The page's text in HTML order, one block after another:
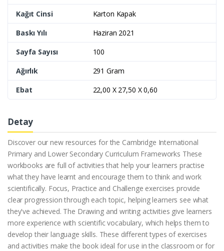
Kağıt Cinsi
Karton Kapak
Baskı Yılı
Haziran 2021
Sayfa Sayısı
100
Ağırlık
291 Gram
Ebat
22,00 X 27,50 X 0,60
Detay
Discover our new resources for the Cambridge International
Primary and Lower Secondary Curriculum Frameworks These
workbooks are full of activities that help your learners practise
what they have learnt and encourage them to think and work
scientifically. Focus, Practice and Challenge exercises provide
clear progression through each topic, helping learners see what
they've achieved. The Drawing and writing activities give learners
more experience with scientific vocabulary, which helps them to
develop their language skills. These different types of exercises
and activities make the book ideal for use in the classroom or for